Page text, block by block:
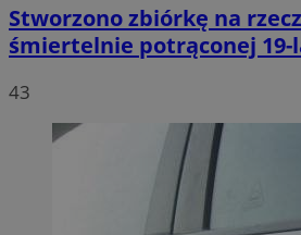
Stworzono zbiórkę na
śmiertelnie potrąconej
43